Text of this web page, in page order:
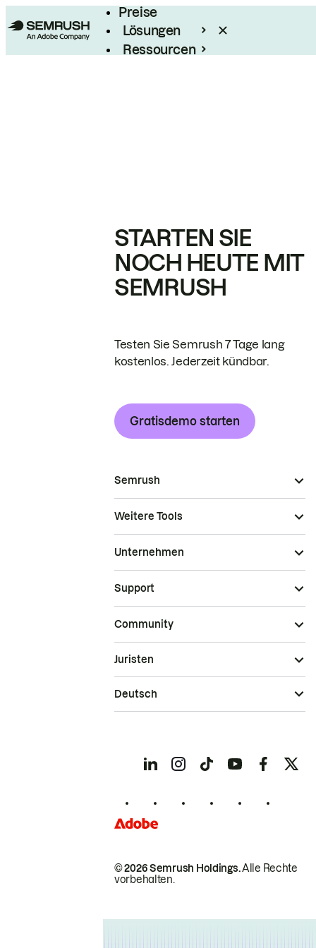
Preise
Lösungen
Ressourcen
STARTEN SIE
NOCH HEUTE MIT
SEMRUSH
Testen Sie Semrush 7 Tage lang
kostenlos. Jederzeit kündbar.
Gratisdemo starten
Semrush
Weitere Tools
Unternehmen
Support
Community
© 2026 Semrush Holdings.Alle Rechte
vorbehalten.
Juristen
Deutsch